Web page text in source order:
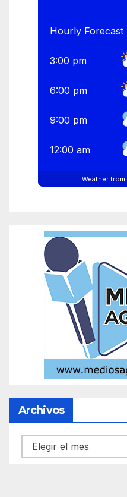
Hourly Forecast
3:00 pm
6:00 pm
9:00 pm
12:00 am
Weather from
Archivos
Archivos